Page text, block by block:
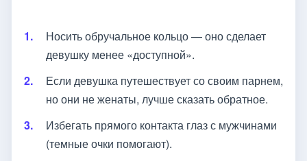
Носить обручальное кольцо — оно сделает
девушку менее «доступной».
Если девушка путешествует со своим парнем,
но они не женаты, лучше сказать обратное.
Избегать прямого контакта глаз с мужчинами
(темные очки помогают).